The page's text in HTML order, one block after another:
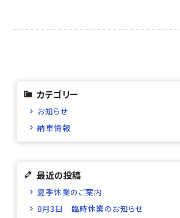
カテゴリー
お知らせ
納車情報
最近の投稿
夏季休業のご案内
8月3日 臨時休業のお知らせ